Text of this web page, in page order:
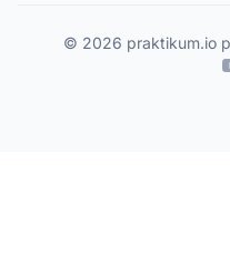
© 2026 praktikum.io